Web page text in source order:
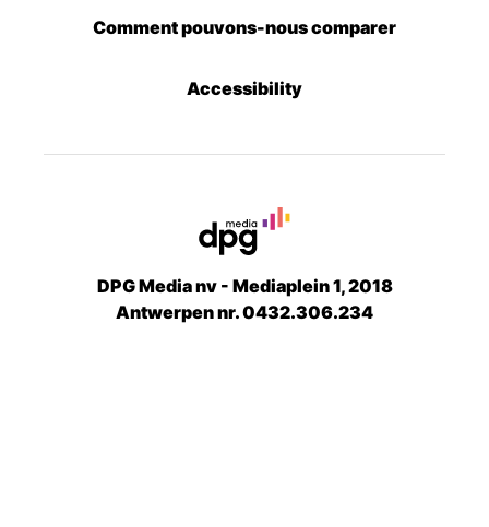
Comment pouvons-nous comparer
Accessibility
DPG Media nv - Mediaplein 1, 2018
Antwerpen nr. 0432.306.234